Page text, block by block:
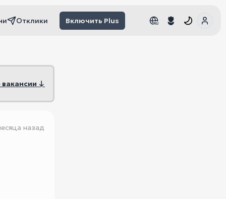
Отклики Включить Plus RU
↓
назад